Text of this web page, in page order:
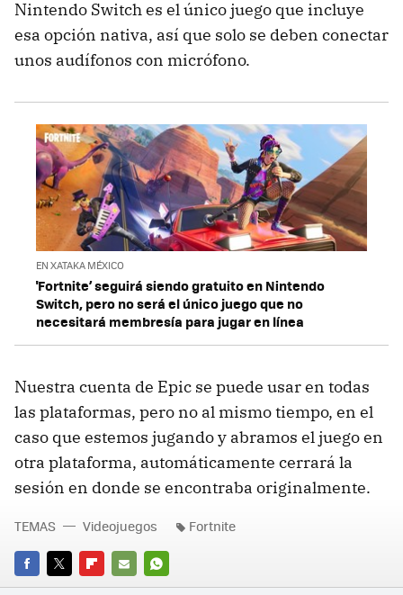
Nintendo Switch es el único juego que incluye
esa opción nativa, así que solo se deben conectar
unos audífonos con micrófono.
EN XATAKA MÉXICO
'Fortnite’ seguirá siendo gratuito en Nintendo
Switch, pero no será el único juego que no
necesitará membresía para jugar en línea
Nuestra cuenta de Epic se puede usar en todas
las plataformas, pero no al mismo tiempo, en el
caso que estemos jugando y abramos el juego en
otra plataforma, automáticamente cerrará la
sesión en donde se encontraba originalmente.
FACEBOOK
TWITTERFLIPBOARD
E-
WHATSAPP
TEMAS Videojuegos Fortnite